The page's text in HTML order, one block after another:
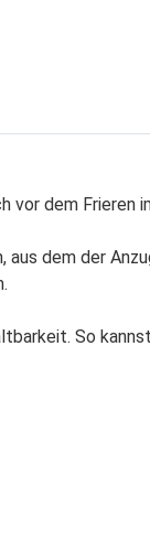
dem Frieren
aus dem der
So